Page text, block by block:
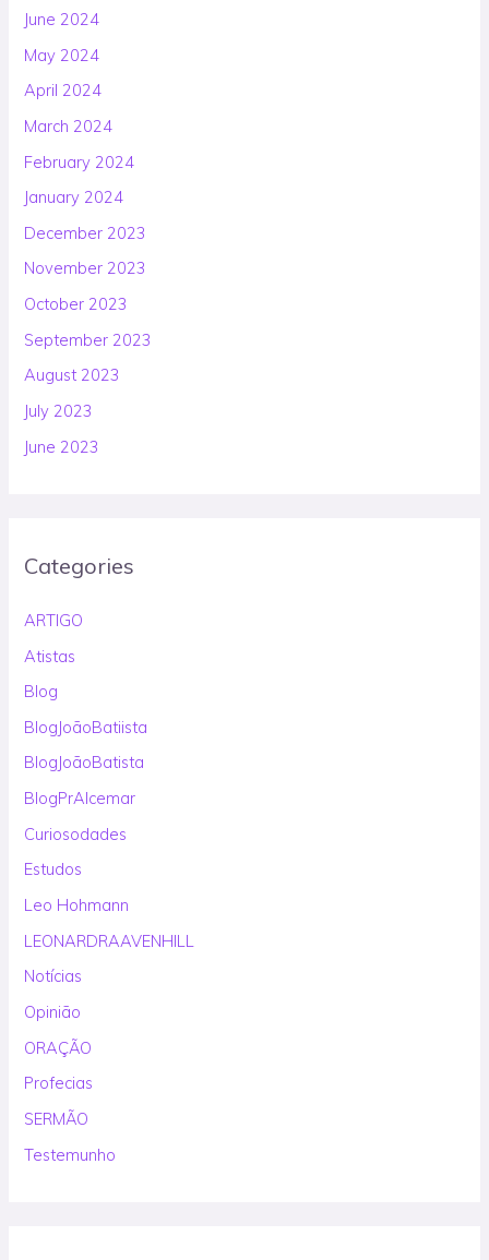
June 2024
May 2024
April 2024
March 2024
February 2024
January 2024
December 2023
November 2023
October 2023
September 2023
August 2023
July 2023
June 2023
Categories
ARTIGO
Atistas
Blog
BlogJoãoBatiista
BlogJoãoBatista
BlogPrAlcemar
Curiosodades
Estudos
Leo Hohmann
LEONARDRAAVENHILL
Notícias
Opinião
ORAÇÃO
Profecias
SERMÃO
Testemunho